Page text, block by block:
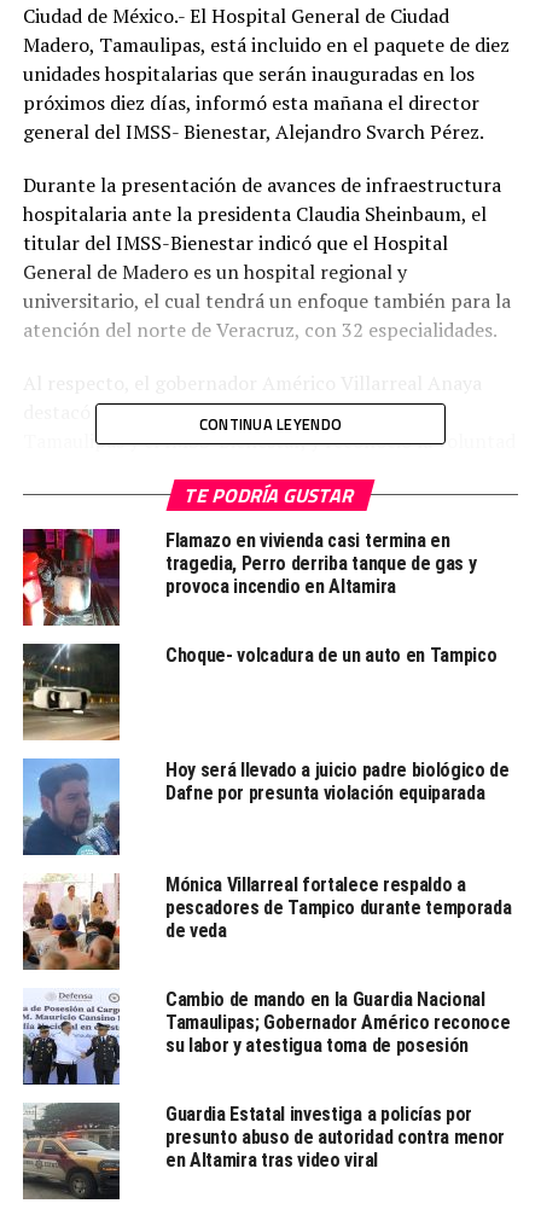
Ciudad de México.- El Hospital General de Ciudad
Madero, Tamaulipas, está incluido en el paquete de diez
unidades hospitalarias que serán inauguradas en los
próximos diez días, informó esta mañana el director
general del IMSS- Bienestar, Alejandro Svarch Pérez.
Durante la presentación de avances de infraestructura
hospitalaria ante la presidenta Claudia Sheinbaum, el
titular del IMSS-Bienestar indicó que el Hospital
General de Madero es un hospital regional y
universitario, el cual tendrá un enfoque también para la
atención del norte de Veracruz, con 32 especialidades.
destacó el trabajo coordinado del Gobierno de
Tamaulipas y el IMSS-Bienestar, y reconoció la voluntad
mejorar las condiciones de salud en beneficio de las y los
tamaulipecos.
Agregó que, gracias a ese respaldo del IMSS-Bienestar,
existe un importante avance en el surtimiento de
medicamentos e insumos, así como en las mediciones
que se están dando en el número de consultas y cirugías
que se realizan en nuestras unidades, que estaban
rezagadas y que ahora están teniendo una mayor
capacidad para otorgar estos servicios a la población.
En la conferencia Mañaneras del Pueblo, Alejandro
Svarch anunció también la inauguración del primer
Centro Especializado en Atención Materna en
Guanajuato, el Hospital General de Jiutepec, en Morelos,
y el Hospital General en Cárdenas, Tabasco.
CONTINUA LEYENDO
TE PODRÍA GUSTAR
Flamazo en vivienda casi termina en
tragedia, Perro derriba tanque de gas y
provoca incendio en Altamira
Choque- volcadura de un auto en Tampico
Hoy será llevado a juicio padre biológico de
Dafne por presunta violación equiparada
Mónica Villarreal fortalece respaldo a
pescadores de Tampico durante temporada
de veda
Cambio de mando en la Guardia Nacional
Tamaulipas; Gobernador Américo reconoce
su labor y atestigua toma de posesión
Guardia Estatal investiga a policías por
presunto abuso de autoridad contra menor
en Altamira tras video viral